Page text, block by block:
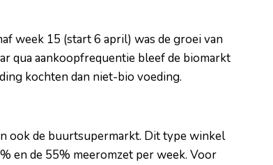
week 15 (start 6 april) was de groei van
qua aankoopfrequentie bleef de biomarkt
kochten dan niet-bio voeding.
ook de buurtsupermarkt. Dit type winkel
en de 55% meeromzet per week. Voor